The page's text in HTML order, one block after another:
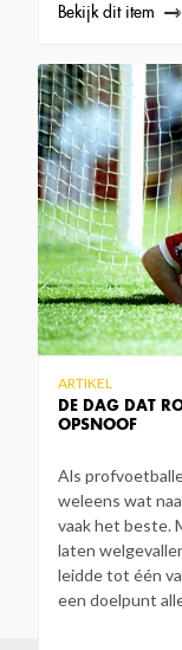
Bekijk dit item
DE DAG DAT
OPSNOOF
ARTIKEL
Als
weleens wat
vaak het beste.
laten
leidde tot één
een doelpunt